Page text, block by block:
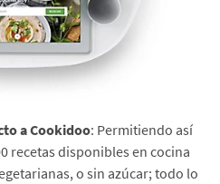
a Cookidoo: Permitiendo así
recetas disponibles en cocina
o sin azúcar; todo lo